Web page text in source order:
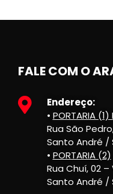
FALE COM O
Endereço:
• PORTARIA (1)
Rua São
Santo André /
• PORTARIA (2)
Rua Chuí, 02 –
Santo André /